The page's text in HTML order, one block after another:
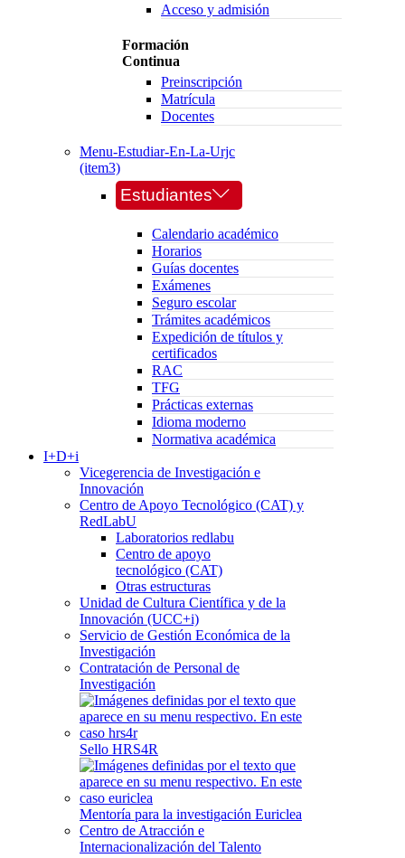
Acceso y admisión
Formación
Continua
Preinscripción
Matrícula
Docentes
Menu-Estudiar-En-La-Urjc
(item3)
Estudiantes
Calendario académico
Horarios
Guías docentes
Exámenes
Seguro escolar
Trámites académicos
Expedición de títulos y
certificados
RAC
TFG
Prácticas externas
Idioma moderno
Normativa académica
I+D+i
Vicegerencia de Investigación e
Innovación
Centro de Apoyo Tecnológico (CAT) y
RedLabU
Laboratorios redlabu
Centro de apoyo
tecnológico (CAT)
Otras estructuras
Unidad de Cultura Científica y de la
Innovación (UCC+i)
Servicio de Gestión Económica de la
Investigación
Contratación de Personal de
Investigación
Sello HRS4R
Mentoría para la investigación Euriclea
Centro de Atracción e
Internacionalización del Talento